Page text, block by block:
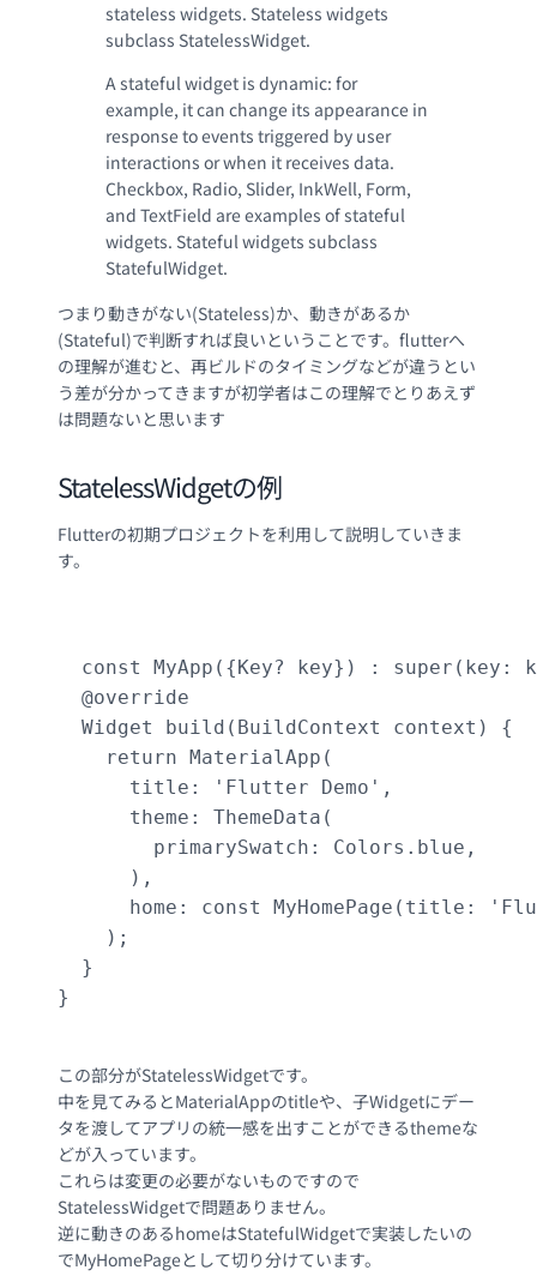
stateless widgets. Stateless widgets
subclass StatelessWidget.
A stateful widget is dynamic: for
example, it can change its appearance in
response to events triggered by user
interactions or when it receives data.
Checkbox, Radio, Slider, InkWell, Form,
and TextField are examples of stateful
widgets. Stateful widgets subclass
StatefulWidget.
つまり動きがない(Stateless)か、動きがあるか
(Stateful)で判断すれば良いということです。flutterへ
の理解が進むと、再ビルドのタイミングなどが違うとい
う差が分かってきますが初学者はこの理解でとりあえず
は問題ないと思います
StatelessWidgetの例
Flutterの初期プロジェクトを利用して説明していきま
す。
const MyApp({Key? key}) : super(key:
  @override
  Widget build(BuildContext context) {
    return MaterialApp(
      title: 'Flutter Demo',
      theme: ThemeData(
        primarySwatch: Colors.blue,
      ),
home: const MyHomePage(title:
    );
  }
}
この部分がStatelessWidgetです。
中を見てみるとMaterialAppのtitleや、子Widgetにデー
タを渡してアプリの統一感を出すことができるthemeな
どが入っています。
これらは変更の必要がないものですので
StatelessWidgetで問題ありません。
逆に動きのあるhomeはStatefulWidgetで実装したいの
でMyHomePageとして切り分けています。